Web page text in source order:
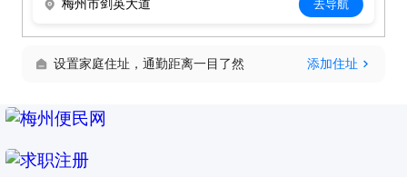
梅州市剑英大道 去导航
设置家庭住址，通勤距离一目了然 添加住址